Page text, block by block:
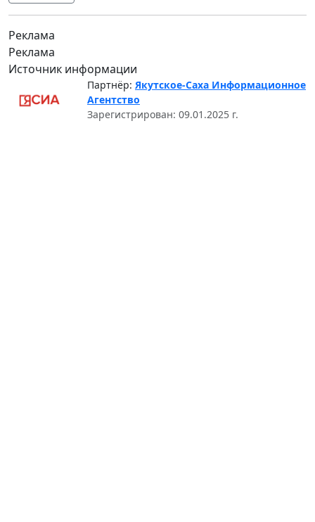
Реклама
Реклама
Источник информации
Партнёр: Якутское-Саха Информационное
Агентство
Зарегистрирован: 09.01.2025 г.